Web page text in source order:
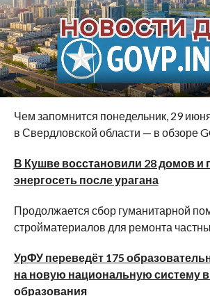
Чем запомнится понедельник, 29
в Свердловской области — в обзоре
В Кушве восстановили 28 домов и
энергосеть после урагана
Продолжается сбор гуманитарной
стройматериалов для ремонта
УрФУ переведёт 175
на новую национальную систему
образования